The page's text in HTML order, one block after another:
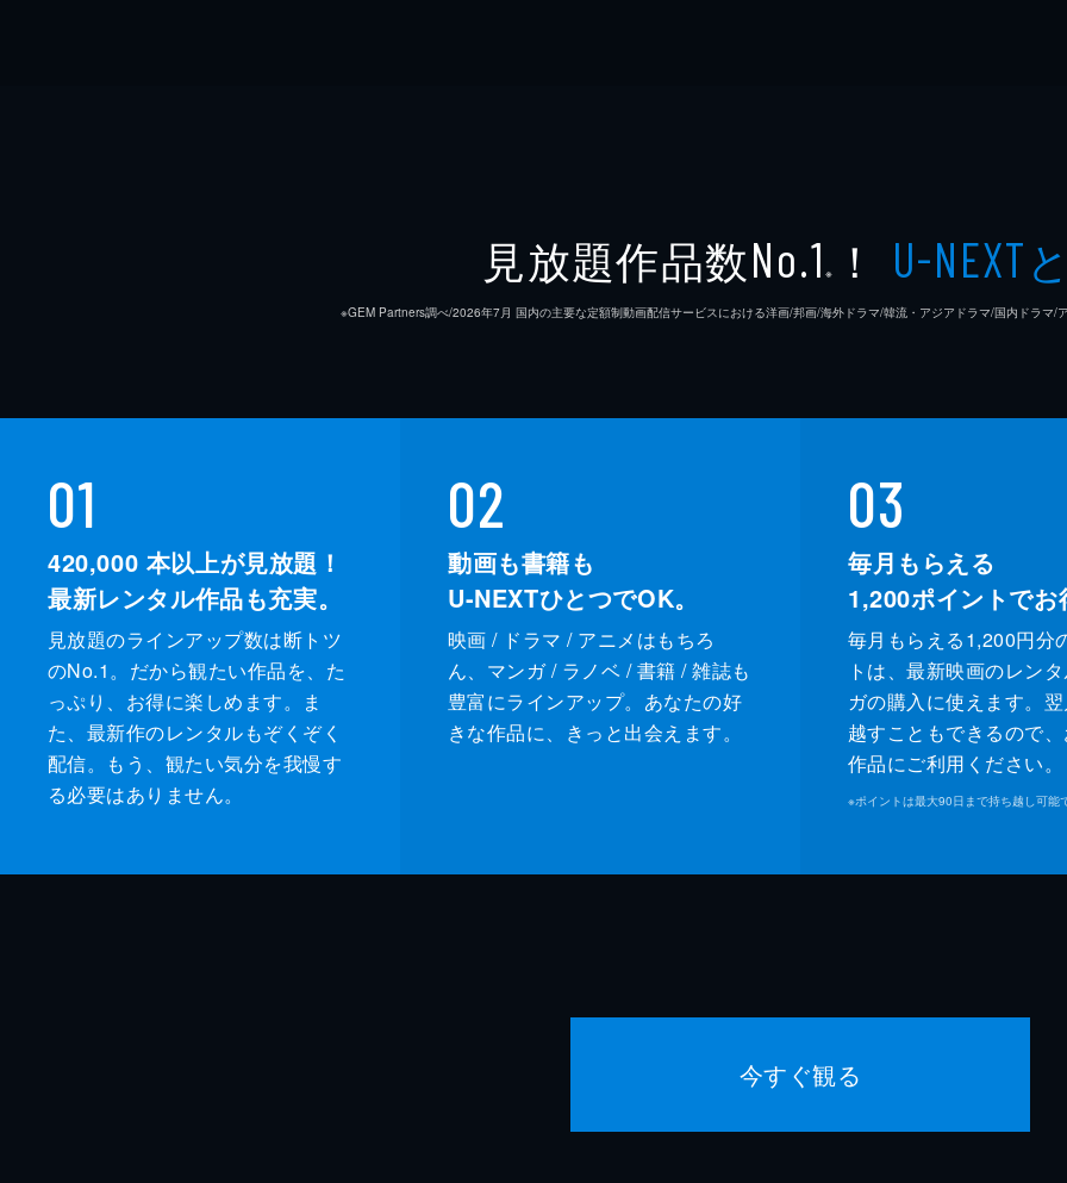
見放題作品数No.1 ※ ！ U-NEXT
※GEM Partners調べ/2026年7⽉ 国内の主要な定額制動画配信サービスにおける洋画/邦画/海外ドラマ/韓流・アジアドラマ/国内ドラマ/
01
420,000 本以上が見放題！
最新レンタル作品も充実。
見放題のラインアップ数は断トツ
のNo.1。だから観たい作品を、た
っぷり、お得に楽しめます。ま
た、最新作のレンタルもぞくぞく
配信。もう、観たい気分を我慢す
る必要はありません。
02
動画も書籍も
U-NEXTひとつでOK。
映画 / ドラマ / アニメはもちろ
ん、マンガ / ラノベ / 書籍 / 雑誌も
豊富にラインアップ。あなたの好
きな作品に、きっと出会えます。
03
毎月もらえる
1,200ポイントでお
毎月もらえる1,200円分
トは、最新映画のレン
ガの購入に使えます。
越すこともできるので
作品にご利用ください。
※ポイントは最大90日まで持ち越し可能
今すぐ観る